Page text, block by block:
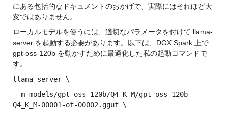
にある包括的なドキュメントのおかげで、実際にはそれほど大
変ではありません。
ローカルモデルを使うには、適切なパラメータを付けて llama-
server を起動する必要があります。以下は、DGX Spark 上で
gpt-oss-120b を動かすために最適化した私の起動コマンドで
す。
llama-server \
Q4_K_M-00001-of-00002.gguf \